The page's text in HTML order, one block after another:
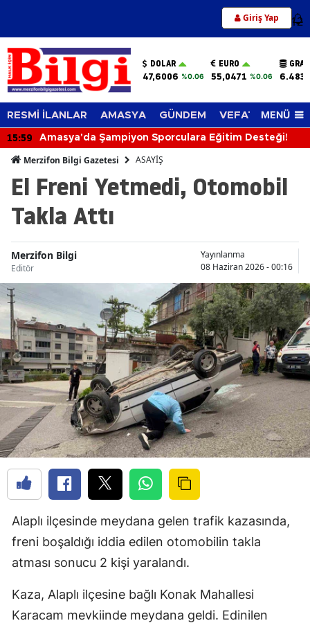
Giriş Yap 12
DOLAR
47,6006 %0.06
EURO
55,0471 %0.06
RESMİ İLANLAR AMASYA GÜNDEM VEFAT EDENLER
MENÜ
15:59 Amasya'da Şampiyon Sporculara Eğitim Desteği!
Merzifon Bilgi Gazetesi ASAYİŞ
El Freni Yetmedi, Otomobil
Takla Attı
Merzifon Bilgi
Editör
Yayınlanma
08 Haziran 2026 - 00:16
Alaplı ilçesinde meydana gelen trafik kazasında,
freni boşaldığı iddia edilen otomobilin takla
atması sonucu 2 kişi yaralandı.
Kaza, Alaplı ilçesine bağlı Konak Mahallesi
Karacam mevkiinde meydana geldi. Edinilen